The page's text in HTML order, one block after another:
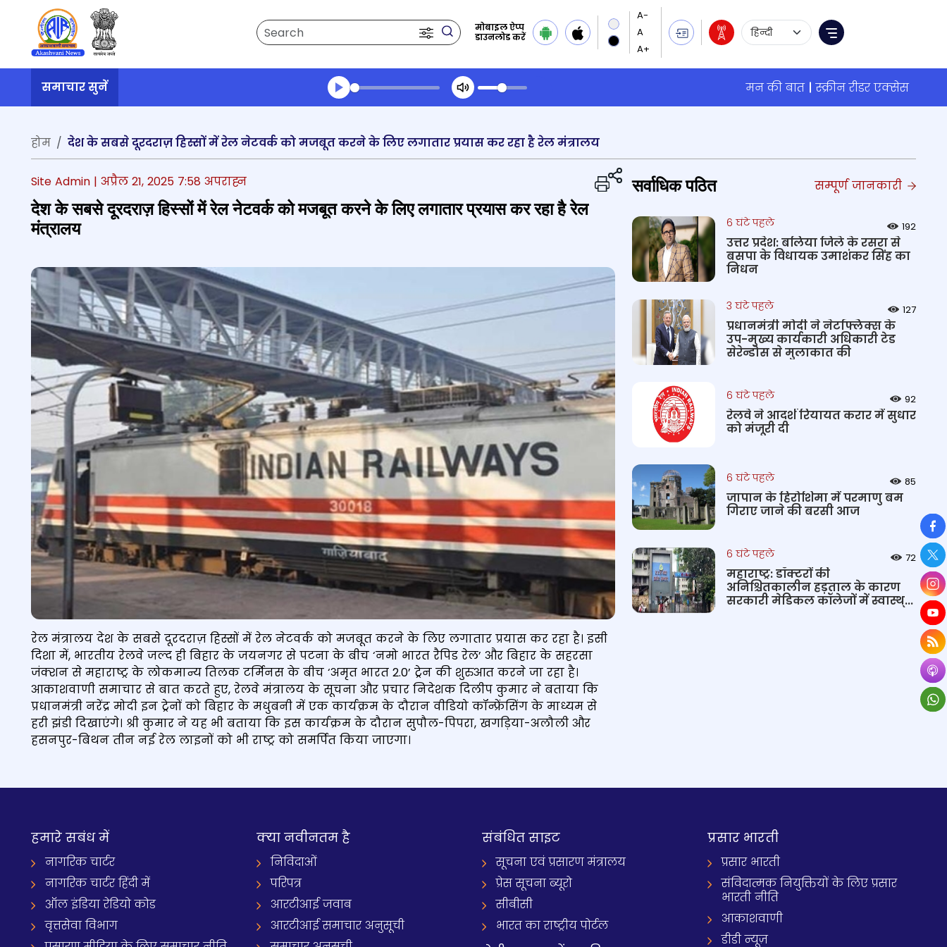
Search
मोबाइल ऐप्प
डाउनलोड करें
Language Selection
Menu
समाचार सुनें मन की बात
स्क्रीन रीडर एक्सेस
Transcript summary
होम
देश के सबसे दूरदराज़ हिस्सों में रेल नेटवर्क को मजबूत करने के लिए लगातार प्रयास कर रहा है रेल मंत्रालय
Site Admin | अप्रैल 21, 2025 7:58 अपराह्न
देश के सबसे दूरदराज़ हिस्सों में रेल नेटवर्क को मजबूत करने के लिए लगातार प्रयास कर रहा है रेल
मंत्रालय
Indian Railways.
रेल मंत्रालय देश के सबसे दूरदराज़ हिस्सों में रेल नेटवर्क को मजबूत करने के लिए लगातार प्रयास कर रहा है। इसी
दिशा में, भारतीय रेलवे जल्द ही बिहार के जयनगर से पटना के बीच ‘नमो भारत रैपिड रेल’ और बिहार के सहरसा
जंक्शन से महाराष्ट्र के लोकमान्य तिलक टर्मिनस के बीच ‘अमृत भारत 2.0’ ट्रेन की शुरुआत करने जा रहा है।
आकाशवाणी समाचार से बात करते हुए, रेलवे मंत्रालय के सूचना और प्रचार निदेशक दिलीप कुमार ने बताया कि
प्रधानमंत्री नरेंद्र मोदी इन ट्रेनों को बिहार के मधुबनी में एक कार्यक्रम के दौरान वीडियो कॉन्फ्रेंसिंग के माध्यम से
हरी झंडी दिखाएंगे। श्री कुमार ने यह भी बताया कि इस कार्यक्रम के दौरान सुपौल-पिपरा, खगड़िया-अलौली और
हसनपुर-बिथन तीन नई रेल लाइनों को भी राष्ट्र को समर्पित किया जाएगा।
सर्वाधिक पठित सम्पूर्ण जानकारी
6 घंटे पहले 192
उत्तर प्रदेश: बलिया जिले के रसरा से
बसपा के विधायक उमाशंकर सिंह का
निधन
3 घंटे पहले 127
प्रधानमंत्री मोदी ने नेटफ्लिक्स के
उप-मुख्य कार्यकारी अधिकारी टेड
सेरेन्डोस से मुलाकात की
6 घंटे पहले 92
रेलवे ने आदर्श रियायत करार में सुधार
को मंजूरी दी
6 घंटे पहले 85
जापान के हिरोशिमा में परमाणु बम
गिराए जाने की बरसी आज
6 घंटे पहले 72
महाराष्ट्र: डॉक्टरों की
अनिश्चितकालीन हड़ताल के कारण
सरकारी मेडिकल कॉलेजों में स्वास्थ्...
हमारे सबंध में
नागरिक चार्टर
नागरिक चार्टर हिंदी में
ऑल इंडिया रेडियो कोड
वृत्तसेवा विभाग
क्‍या नवीनतम है
निविदाओं
परिपत्र
आरटीआई जवाब
आरटीआई समाचार अनुसूची
संबंधित साइट
सूचना एवं प्रसारण मंत्रालय
प्रेस सूचना ब्यूरो
सीबीसी
भारत का राष्ट्रीय पोर्टल
प्रसार भारती
प्रसार भारती
संविदात्मक नियुक्तियों के लिए प्रसार
भारती नीति
आकाशवाणी
डीडी न्यूज़